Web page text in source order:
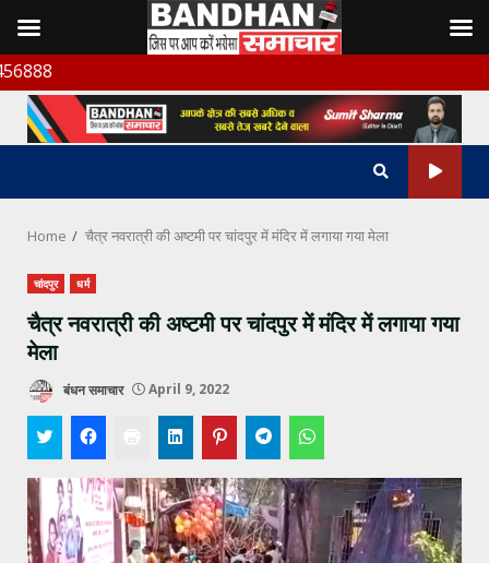
Skip
to
content
Home चैत्र नवरात्री की अष्टमी पर चांदपुर में मंदिर में लगाया गया मेला
चांदपुर धर्म
चैत्र नवरात्री की अष्टमी पर चांदपुर में मंदिर में लगाया गया
मेला
बंधन समाचार April 9, 2022